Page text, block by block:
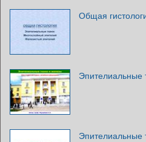
Общая
Эпителиальные
Эпителиальные